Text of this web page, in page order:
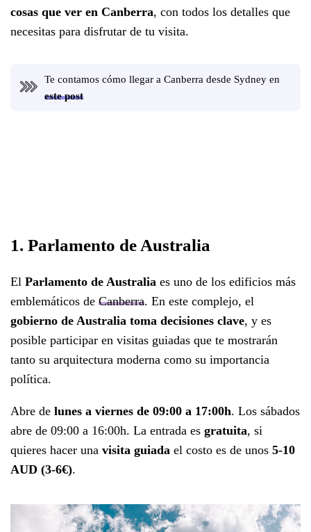
cosas que ver en Canberra, con todos los detalles que
necesitas para disfrutar de tu visita.
Te contamos cómo llegar a Canberra desde Sydney en
este post
1. Parlamento de Australia
El Parlamento de Australia es uno de los edificios más
emblemáticos de Canberra. En este complejo, el
gobierno de Australia toma decisiones clave, y es
posible participar en visitas guiadas que te mostrarán
tanto su arquitectura moderna como su importancia
política.
Abre de lunes a viernes de 09:00 a 17:00h. Los sábados
abre de 09:00 a 16:00h. La entrada es gratuita, si
quieres hacer una visita guiada el costo es de unos 5-10
AUD (3-6€).